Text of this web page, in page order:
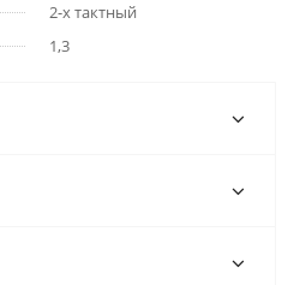
2-х тактный
1,3